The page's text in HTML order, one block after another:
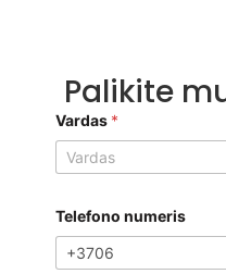
Palikite
Vardas *
Telefono numeris